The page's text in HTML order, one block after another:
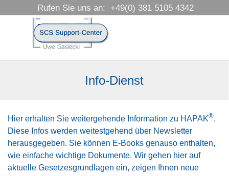
Direkt zum Seiteninhalt
Menü überspringen
Rufen Sie uns an:  +49(0) 381 5105 4342
Info-Dienst
Hier erhalten Sie weitergehende Information zu HAPAK®.
Diese Infos werden weitestgehend über Newsletter
herausgegeben. Sie können E-Books genauso enthalten,
wie einfache wichtige Dokumente. Wir gehen hier auf
aktuelle Gesetzesgrundlagen ein, zeigen Ihnen neue